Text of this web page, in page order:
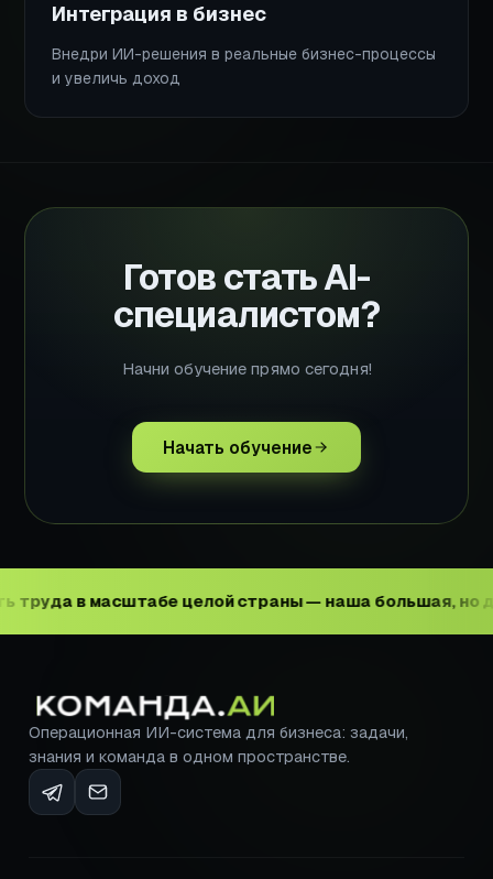
Интеграция в бизнес
Внедри ИИ-решения в реальные бизнес-процессы
и увеличь доход
Готов стать AI-
специалистом?
Начни обучение прямо сегодня!
Начать обучение
целой страны — наша большая, но
Операционная ИИ-система для бизнеса: задачи,
знания и команда в одном пространстве.